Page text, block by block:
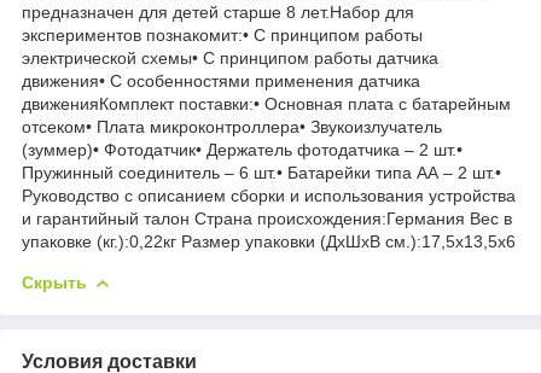
предназначен для детей старше 8 лет.Набор для
экспериментов познакомит:• С принципом работы
электрической схемы• С принципом работы датчика
движения• С особенностями применения датчика
движенияКомплект поставки:• Основная плата с батарейным
отсеком• Плата микроконтроллера• Звукоизлучатель
(зуммер)• Фотодатчик• Держатель фотодатчика – 2 шт.•
Пружинный соединитель – 6 шт.• Батарейки типа АА – 2 шт.•
Руководство с описанием сборки и использования устройства
и гарантийный талон Страна происхождения:Германия Вес в
упаковке (кг.):0,22кг Размер упаковки (ДхШхВ см.):17,5x13,5x6
Скрыть
Условия доставки